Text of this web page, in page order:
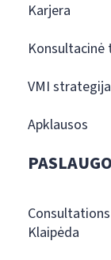
Karjera
Konsultacinė
VMI strategija
Apklausos
Klaipėda